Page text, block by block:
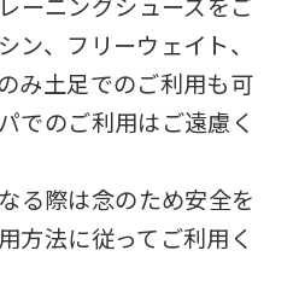
ン、フリーウェイト、
み土足でのご利用も可
でのご利用はご遠慮く
る際は念のため安全を
方法に従ってご利用く
you
use
an
automatic
service,
the